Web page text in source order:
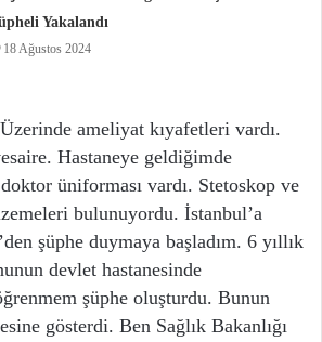
Yakalandı
18 Ağustos 2024
ameliyat kıyafetleri vardı.
Hastaneye geldiğimde
üniforması vardı. Stetoskop ve
bulunuyordu. İstanbul’a
şüphe duymaya başladım. 6 yıllık
devlet hastanesinde
şüphe oluşturdu. Bunun
gösterdi. Ben Sağlık Bakanlığı